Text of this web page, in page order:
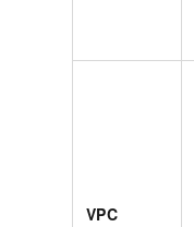
VPC